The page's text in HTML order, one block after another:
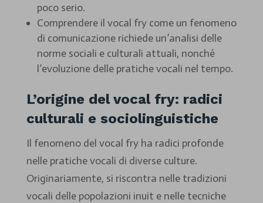
poco serio.
Comprendere il vocal fry come un fenomeno
di comunicazione richiede un’analisi delle
norme sociali e culturali attuali, nonché
l’evoluzione delle pratiche vocali nel tempo.
L’origine del vocal fry: radici
culturali e sociolinguistiche
Il fenomeno del vocal fry ha radici profonde
nelle pratiche vocali di diverse culture.
Originariamente, si riscontra nelle tradizioni
vocali delle popolazioni inuit e nelle tecniche